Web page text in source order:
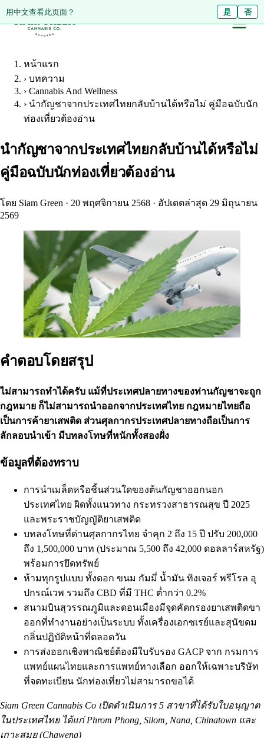
Diese Seite auf Deutsch ansehen? Nein
用中文查看此页面？ 是 否
หน้าแรก
› บทความ
› Cannabis And Wellness
› นำกัญชาจากประเทศไทยกลับบ้านได้หรือไม่ คู่มือฉบับนัก
ท่องเที่ยวต้องอ่าน
นำกัญชาจากประเทศไทยกลับบ้านได้หรือไม่
คู่มือฉบับนักท่องเที่ยวต้องอ่าน
โดย Siam Green · 20 พฤศจิกายน 2568 · อัปเดตล่าสุด 29 มิถุนายน
2569
คำตอบโดยสรุป
ไม่สามารถทำได้ครับ แม้ที่ประเทศปลายทางของท่านกัญชาจะถูก
กฎหมาย ก็ไม่สามารถนำออกจากประเทศไทย กฎหมายไทยถือ
เป็นการค้ายาเสพติด ส่วนศุลกากรประเทศปลายทางถือเป็นการ
ลักลอบนำเข้า มีบทลงโทษที่หนักทั้งสองฝั่ง
ข้อมูลที่ต้องทราบ
การนำเมล็ดหรือชิ้นส่วนใดของต้นกัญชาออกนอก
ประเทศไทย ผิดทั้งแนวทาง กระทรวงสาธารณสุข ปี 2025
และพระราชบัญญัติยาเสพติด
บทลงโทษที่ด่านศุลกากรไทย จำคุก 2 ถึง 15 ปี ปรับ 200,000
ถึง 1,500,000 บาท (ประมาณ 5,500 ถึง 42,000 ดอลลาร์สหรัฐ)
พร้อมการยึดทรัพย์
ห้ามทุกรูปแบบ ทั้งดอก ขนม กัมมี่ น้ำมัน ทิงเจอร์ พรีโรล อุ
ปกรณ์เวพ รวมถึง CBD ที่มี THC ต่ำกว่า 0.2%
สนามบินสุวรรณภูมิและดอนเมืองมีจุดคัดกรองยาเสพติดขา
ออกที่ทำงานอย่างเป็นระบบ ทั้งเครื่องเอกซเรย์และสุนัขดม
กลิ่นปฏิบัติหน้าที่ตลอดวัน
การส่งออกเชิงพาณิชย์ต้องมีใบรับรอง GACP จาก กรมการ
แพทย์แผนไทยและการแพทย์ทางเลือก ออกให้เฉพาะบริษัท
ที่จดทะเบียน นักท่องเที่ยวไม่สามารถขอได้
Siam Green Cannabis Co เปิดดำเนินการ 5 สาขาที่ได้รับใบอนุญาต
ในประเทศไทย ได้แก่Phrom Phong Silom Nana Chinatown และ
เกาะสมุย (Chaweng)